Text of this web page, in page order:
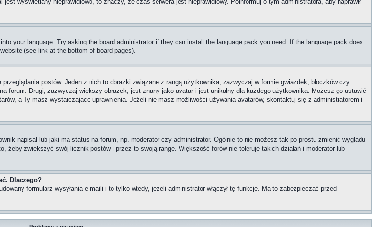
wyświetlany nieprawidłowo, to znaczy, że czas serwera jest nieprawidłowy. Poinformuj o tym administratora, aby naprawił
your language. Try asking the board administrator if they can install the language pack you need. If the language pack does
(see link at the bottom of board pages).
postów. Jeden z nich to obrazki związane z rangą użytkownika, zazwyczaj w formie gwiazdek, bloczków czy
forum. Drugi, zazwyczaj większy obrazek, jest znany jako avatar i jest unikalny dla każdego użytkownika. Możesz go ustawić
a Ty masz wystarczające uprawnienia. Jeżeli nie masz możliwości używania avatarów, skontaktuj się z administratorem i
napisał lub jaki ma status na forum, np. moderator czy administrator. Ogólnie to nie możesz tak po prostu zmienić wyglądu
żeby zwiększyć swój licznik postów i przez to swoją rangę. Większość forów nie toleruje takich działań i moderator lub
Dlaczego?
formularz wysyłania e-maili i to tylko wtedy, jeżeli administrator włączył tę funkcję. Ma to zabezpieczać przed